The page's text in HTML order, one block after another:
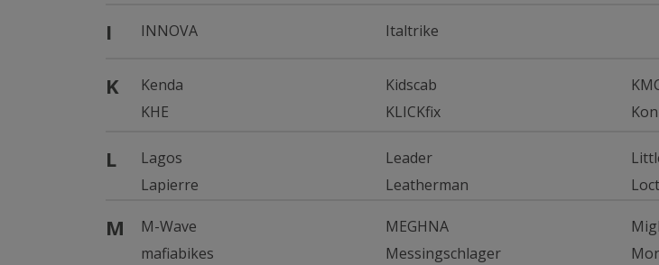
I INNOVA Italtrike
K
Kenda
KHE
Kidscab
KLICKfix
L
Lagos
Lapierre
Leader
Leatherman
M
M-Wave
mafiabikes
MEGHNA
Messingschlager